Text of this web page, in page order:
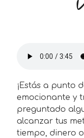
¡Estás a punto
emocionante y
preguntado
alcanzar tus
tiempo, dinero